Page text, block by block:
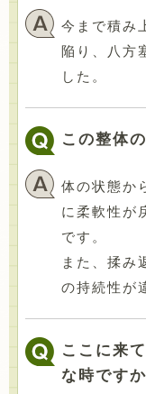
今まで積み
陥り、八方
した。
この整体
体の状態か
に柔軟性が
です。
また、揉み
の持続性が
ここに来
な時ですか